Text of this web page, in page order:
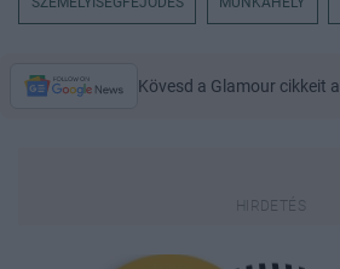
Kövesd a Glamour cikkeit a